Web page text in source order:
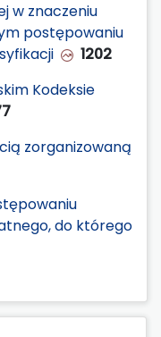
w znaczeniu
postępowaniu
1202
Kodeksie
zorganizowaną
do którego